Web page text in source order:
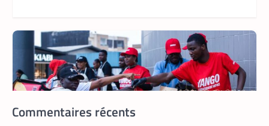
Commentaires récents